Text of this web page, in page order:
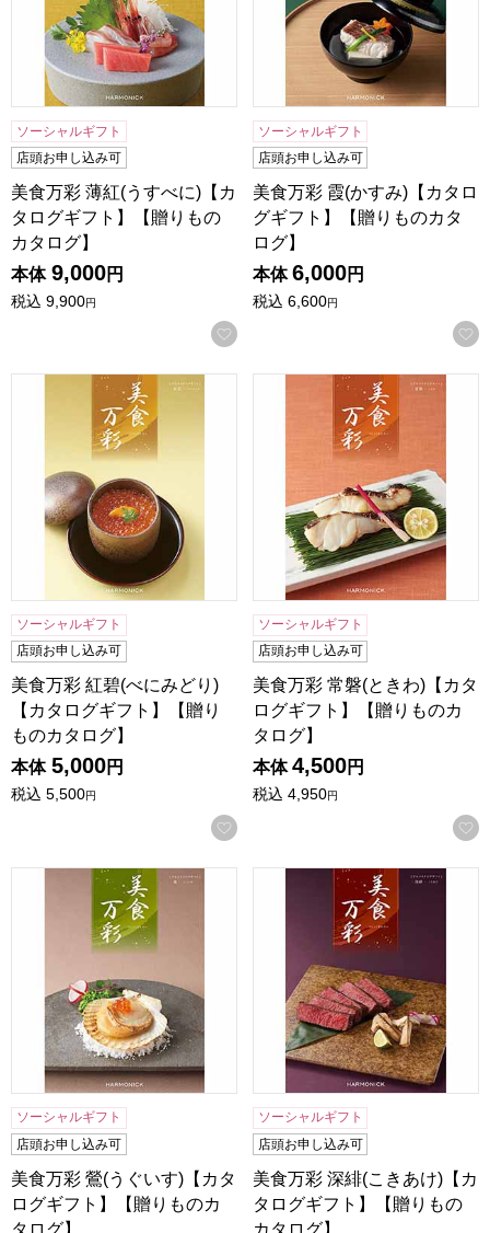
ソーシャルギフト
店頭お申し込み可
美食万彩 薄紅(うすべに)【カ
タログギフト】【贈りもの
カタログ】
本体 9,000円
税込 9,900円
お気に入りに登録する
ソーシャルギフト
店頭お申し込み可
美食万彩 霞(かすみ)【カタロ
グギフト】【贈りものカタ
ログ】
本体 6,000円
税込 6,600円
美食万彩 紅碧(べにみどり)【カタログギフト】【贈りものカ
ソーシャルギフト
店頭お申し込み可
美食万彩 紅碧(べにみどり)
【カタログギフト】【贈り
ものカタログ】
本体 5,000円
税込 5,500円
お気に入りに登録する
美食万彩 常磐(ときわ)【カ
ソーシャルギフト
店頭お申し込み可
美食万彩 常磐(ときわ)【カタ
ログギフト】【贈りものカ
タログ】
本体 4,500円
税込 4,950円
美食万彩 鶯(うぐいす)【カタログギフト】【贈りものカタロ
ソーシャルギフト
店頭お申し込み可
美食万彩 鶯(うぐいす)【カタ
ログギフト】【贈りものカ
タログ】
美食万彩 深緋(こきあけ)【
ソーシャルギフト
店頭お申し込み可
美食万彩 深緋(こきあけ)【カ
タログギフト】【贈りもの
カタログ】